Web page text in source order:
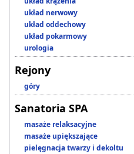
układ nerwowy
układ oddechowy
układ pokarmowy
urologia
Rejony
góry
Sanatoria SPA
masaże relaksacyjne
masaże upiększające
pielęgnacja twarzy i dekoltu